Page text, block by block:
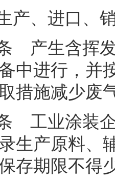
产、进口、
产生含挥
中进行，并
措施减少废
工业涂装
生产原料、
存期限不得